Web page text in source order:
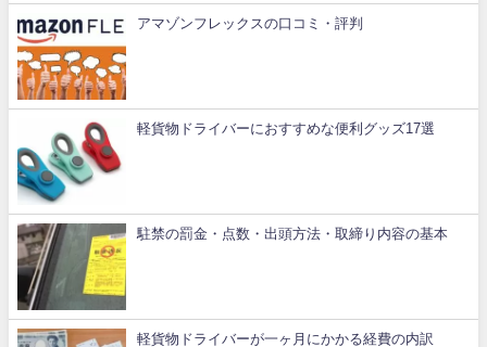
アマゾンフレックスの口コミ・評判
軽貨物ドライバーにおすすめな便利グッズ17選
駐禁の罰金・点数・出頭方法・取締り内容の基本
軽貨物ドライバーが一ヶ月にかかる経費の内訳